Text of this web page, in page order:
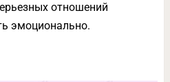
отношений
эмоционально.